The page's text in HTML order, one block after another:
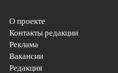
О проекте
Контакты редакции
Реклама
Вакансии
Редакция